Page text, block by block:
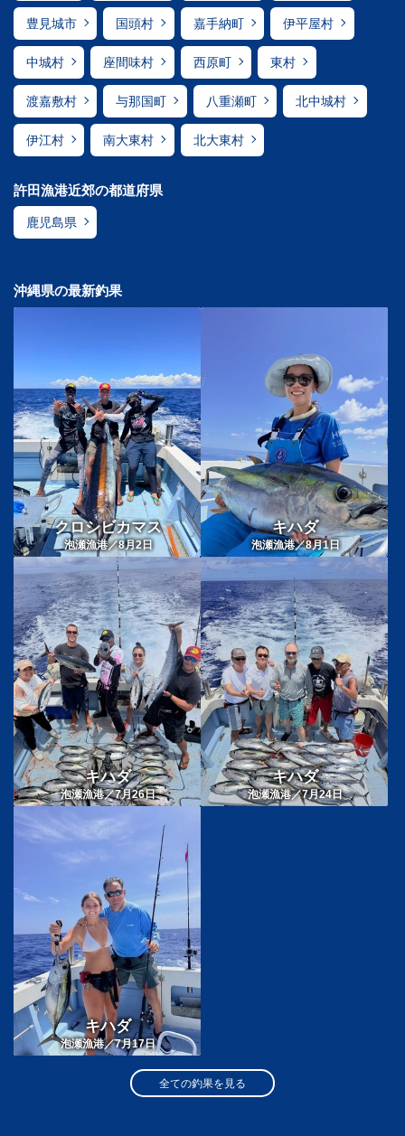
豊見城市 国頭村 嘉手納町 伊平屋村
中城村 座間味村 西原町 東村
渡嘉敷村 与那国町 八重瀬町 北中城村
伊江村 南大東村 北大東村
許田漁港近郊の都道府県
鹿児島県
沖縄県の最新釣果
クロシビカマス
泡瀬漁港／8月2日
キハダ
泡瀬漁港／8月1日
キハダ
泡瀬漁港／7月26日
キハダ
泡瀬漁港／7月24日
キハダ
泡瀬漁港／7月17日
全ての釣果を見る